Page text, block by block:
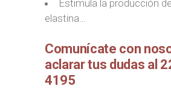
Estimula la producción
elastina…
Comunícate con
aclarar tus dudas al
4195